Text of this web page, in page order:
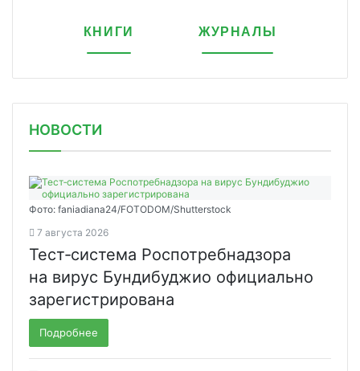
КНИГИ ЖУРНАЛЫ
НОВОСТИ
Фото: faniadiana24/FOTODOM/Shutterstock
7 августа 2026
Тест‑система Роспотребнадзора
на вирус Бундибуджио официально
зарегистрирована
Подробнее